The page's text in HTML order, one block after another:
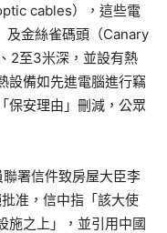
cables），這些電
金絲雀碼頭（Canary
2至3米深，並設有熱
設備如先進電腦進行竊
保安理由」刪減，公眾
署信件致房屋大臣李
准，信中指「該大使
施之上」，並引用中國